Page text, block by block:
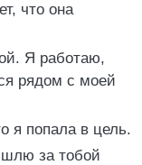
что она
Я работаю,
рядом с моей
я попала в цель.
за тобой